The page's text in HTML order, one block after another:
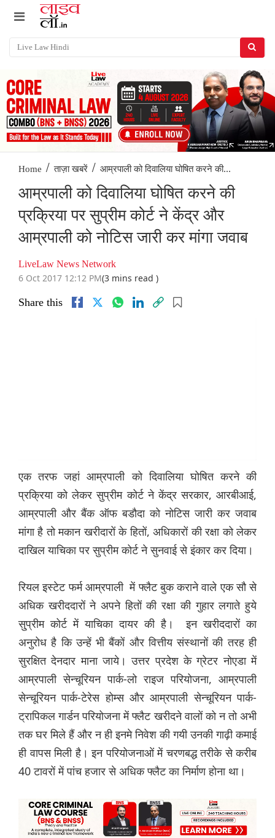
Home / ताज़ा खबरें / आम्रपाली को दिवालिया घोषित करने की...
आम्रपाली को दिवालिया घोषित करने की
प्रक्रिया पर सुप्रीम कोर्ट ने केंद्र और
आम्रपाली को नोटिस जारी कर मांगा जवाब
LiveLaw News Network
6 Oct 2017 12:12 PM(3 mins read )
Share this
एक तरफ जहां आम्रपाली को दिवालिया घोषित करने की
प्रक्रिया को लेकर सुप्रीम कोर्ट ने केंद्र सरकार, आरबीआई,
आम्रपाली और बैंक ऑफ बडौदा को नोटिस जारी कर जवाब
मांगा है तो मकान खरीदारों के हितों, अधिकारों की रक्षा को लेकर
दाखिल याचिका पर सुप्रीम कोर्ट ने सुनवाई से इंकार कर दिया।
रियल इस्टेट फर्म आम्रपाली में फ्लैट बुक कराने वाले एक सौ से
अधिक खरीददारों ने अपने हितों की रक्षा की गुहार लगाते हुये
सु्प्रीम कोर्ट में याचिका दायर की है। इन खरीददारों का
अनुरोध है कि उन्हें भी बैंकों और वित्तीय संस्थानों की तरह ही
सुरक्षित देनदार माना जाये। उत्तर प्रदेश के ग्रेटर नोएडा में
आम्रपाली सेन्चूरियन पार्क-लो राइज परियोजना, आम्रपाली
सेन्चूरियन पार्क-टेरेस होम्स और आम्रपाली सेन्चूरियन पार्क-
ट्रापिकल गार्डन परियोजना में फ्लैट खरीदने वालों को न तो अभी
तक घर मिले हैं और न ही इनमे निवेश की गयी उनकी गाढ़ी कमाई
ही वापस मिली है। इन परियोजनाओं में चरणबद्ध तरीके से करीब
40 टावरों में पांच हजार से अधिक फ्लैट का निर्माण होना था।